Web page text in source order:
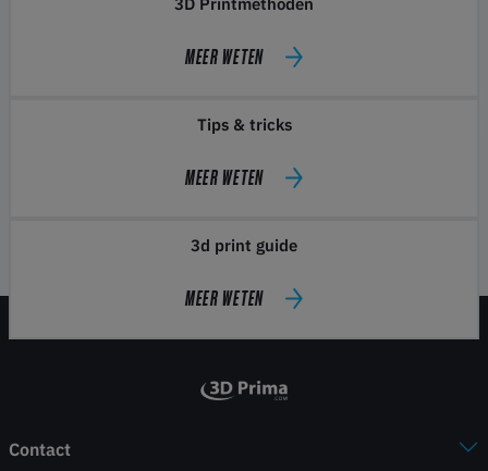
MEER WETEN
Tips & tricks
MEER WETEN
3d print guide
MEER WETEN
Contact